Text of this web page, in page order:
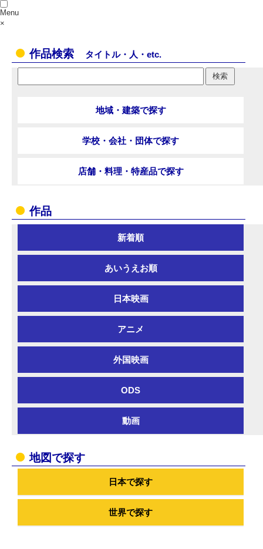
Menu
×
作品検索 タイトル・人・etc.
地域・建築で探す
学校・会社・団体で探す
店舗・料理・特産品で探す
作品
新着順
あいうえお順
日本映画
アニメ
外国映画
ODS
動画
地図で探す
日本で探す
世界で探す